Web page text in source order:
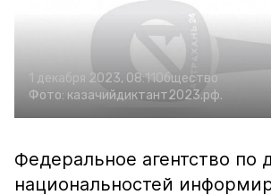
1 декабря 2023, 08:11Общество
Фото: казачийдиктант2023.рф.
Федеральное агентство по
национальностей